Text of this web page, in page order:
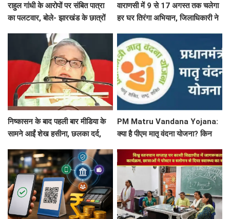
राहुल गांधी के आरोपों पर संबित पात्रा
का पलटवार, बोले- झारखंड के छात्रों
वाराणसी में 9 से 17 अगस्त तक चलेगा
हर घर तिरंगा अभियान, जिलाधिकारी ने
निष्कासन के बाद पहली बार मीडिया के
सामने आईं शेख हसीना, छलका दर्द,
PM Matru Vandana Yojana:
क्या है पीएम मातृ वंदना योजना? किन
पूरी डिटेल